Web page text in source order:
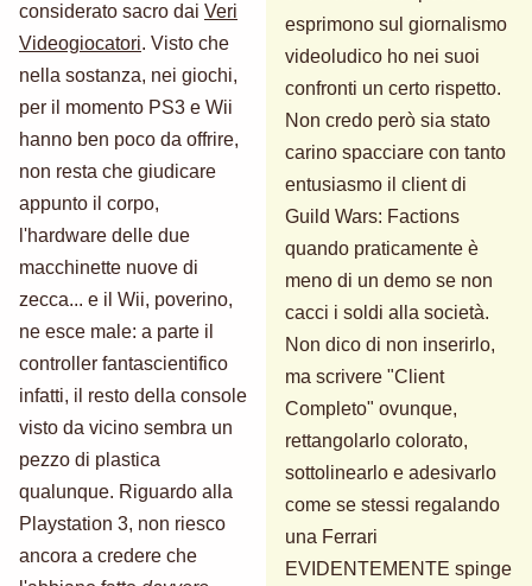
considerato sacro dai Veri
Videogiocatori. Visto che
nella sostanza, nei giochi,
per il momento PS3 e Wii
hanno ben poco da offrire,
non resta che giudicare
appunto il corpo,
l'hardware delle due
macchinette nuove di
zecca... e il Wii, poverino,
ne esce male: a parte il
controller fantascientifico
infatti, il resto della console
visto da vicino sembra un
pezzo di plastica
qualunque. Riguardo alla
Playstation 3, non riesco
ancora a credere che
esprimono sul giornalismo
videoludico ho nei suoi
confronti un certo rispetto.
Non credo però sia stato
carino spacciare con tanto
entusiasmo il client di
Guild Wars: Factions
quando praticamente è
meno di un demo se non
cacci i soldi alla società.
Non dico di non inserirlo,
ma scrivere "Client
Completo" ovunque,
rettangolarlo colorato,
sottolinearlo e adesivarlo
come se stessi regalando
una Ferrari
EVIDENTEMENTE spinge